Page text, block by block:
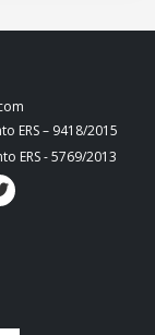
ERS – 9418/2015
ERS - 5769/2013